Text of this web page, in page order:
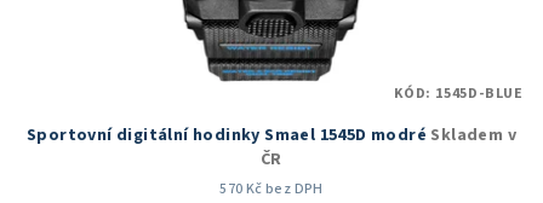
Sportovní digitální hodinky Smael 1545D modré Skladem v
ČR
570 Kč bez DPH
KÓD: 1545D-BLUE